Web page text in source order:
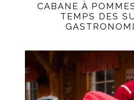
CABANE À
TEMPS DES